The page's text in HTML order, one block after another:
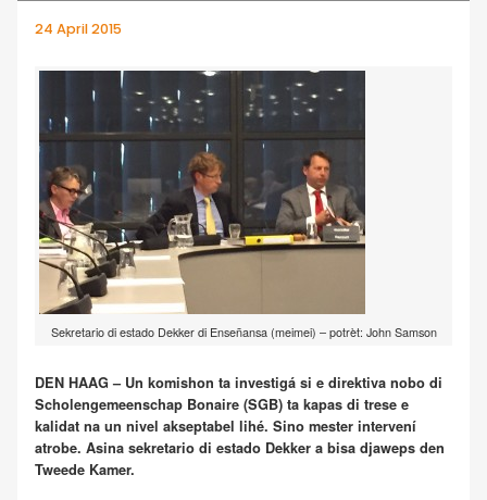
24 April 2015
Sekretario di estado Dekker di Enseñansa (meimei) – potrèt: John Samson
DEN HAAG – Un komishon ta investigá si e direktiva nobo di
Scholengemeenschap Bonaire (SGB) ta kapas di trese e
kalidat na un nivel akseptabel lihé. Sino mester intervení
atrobe. Asina sekretario di estado Dekker a bisa djaweps den
Tweede Kamer.